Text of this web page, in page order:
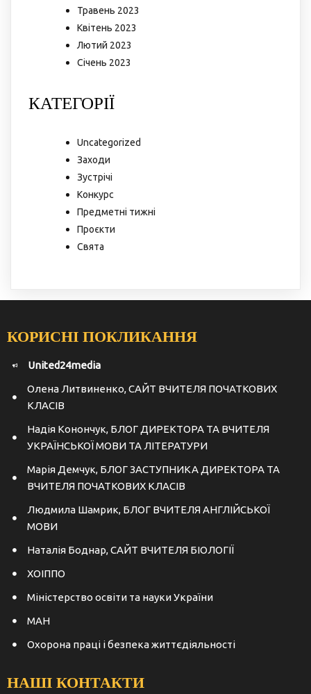
Травень 2023
Квітень 2023
Лютий 2023
Січень 2023
КАТЕГОРІЇ
Uncategorized
Заходи
Зустрічі
Конкурс
Предметні тижні
Проєкти
Свята
КОРИСНІ ПОКЛИКАННЯ
United24media
Олена Литвиненко, САЙТ ВЧИТЕЛЯ ПОЧАТКОВИХ
КЛАСІВ
Надія Конончук, БЛОГ ДИРЕКТОРА ТА ВЧИТЕЛЯ
УКРАЇНСЬКОЇ МОВИ ТА ЛІТЕРАТУРИ
Марія Демчук, БЛОГ ЗАСТУПНИКА ДИРЕКТОРА ТА
ВЧИТЕЛЯ ПОЧАТКОВИХ КЛАСІВ
Людмила Шамрик, БЛОГ ВЧИТЕЛЯ АНГЛІЙСЬКОЇ
МОВИ
Наталія Боднар, САЙТ ВЧИТЕЛЯ БІОЛОГІЇ
ХОІППО
Міністерство освіти та науки України
МАН
Охорона праці і безпека життєдіяльності
НАШІ КОНТАКТИ